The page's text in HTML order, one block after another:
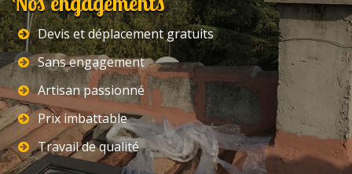
Devis et déplacement gratuits
Sans engagement
Artisan passionné
Prix imbattable
Travail de qualité